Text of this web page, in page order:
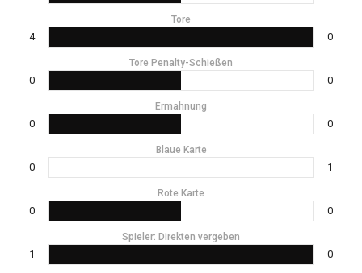
Tore
4 0
Tore Penalty-Schießen
0 0
Ermahnung
0 0
Blaue Karte
0 1
Rote Karte
0 0
Spieler: Direkten vergeben
1 0